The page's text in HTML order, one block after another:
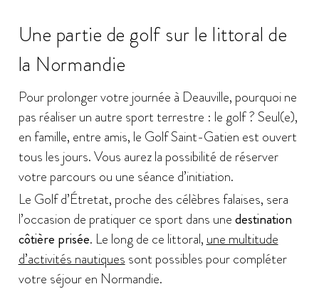
Une partie de golf sur le littoral de
la Normandie
Pour prolonger votre journée à Deauville, pourquoi ne
pas réaliser un autre sport terrestre : le golf ? Seul(e),
en famille, entre amis, le Golf Saint-Gatien est ouvert
tous les jours. Vous aurez la possibilité de réserver
votre parcours ou une séance d’initiation.
Le Golf d’Étretat, proche des célèbres falaises, sera
l’occasion de pratiquer ce sport dans unedestination
côtière prisée. Le long de ce littoral, une multitude
d’activités nautiques sont possibles pour compléter
votre séjour en Normandie.